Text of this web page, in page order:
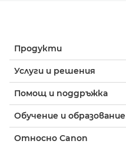
Продукти
Услуги и решения
Помощ и поддръжка
Обучение и образование
Относно Canon